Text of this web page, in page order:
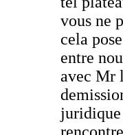
vous ne
cela
entre
avec Mr
juridique